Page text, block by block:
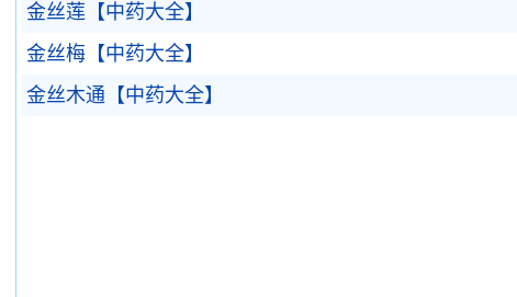
金丝莲【中药大全】
金丝梅【中药大全】
金丝木通【中药大全】